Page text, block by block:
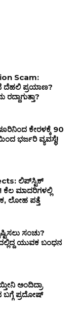
Scam:
ದೆಹಲಿ ಪ್ರಯಾಣ?
ಕೇರಳಕ್ಕೆ 90
ಭರ್ಜರಿ ವ್ಯವಸ್ಥೆ!
ಲಿಪ್‌ಸ್ಟಿಕ್
ಕೆಲ ಮಾದರಿಗಳಲ್ಲಿ
ಲೋಹ ಪತ್ತೆ
ಸಂಚು?
ಯುವಕ ಬಂಧನ
ಅಂದಿದ್ರಾ
ಪ್ರದೋಷ್